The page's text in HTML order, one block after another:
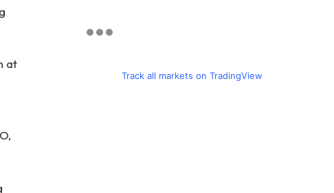
at
Track all markets on TradingView